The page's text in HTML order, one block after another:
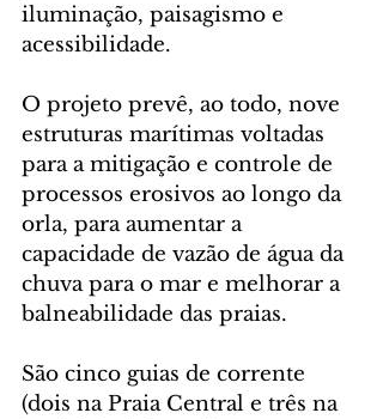
iluminação, paisagismo e
acessibilidade.
O projeto prevê, ao todo, nove
estruturas marítimas voltadas
para a mitigação e controle de
processos erosivos ao longo da
orla, para aumentar a
capacidade de vazão de água da
chuva para o mar e melhorar a
balneabilidade das praias.
São cinco guias de corrente
(dois na Praia Central e três na